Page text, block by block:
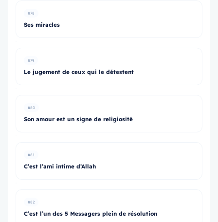
#78
Ses miracles
#79
Le jugement de ceux qui le détestent
#80
Son amour est un signe de religiosité
#81
C’est l’ami intime d’Allah
#82
C’est l’un des 5 Messagers plein de résolution